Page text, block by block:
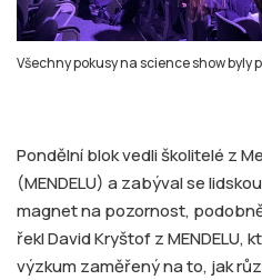
Všechny pokusy na science show byly
Pondělní blok vedli školitelé z
(MENDELU) a zabýval se
magnet na pozornost,
řekl David Kryštof z MENDELU,
výzkum zaměřený na to, jak